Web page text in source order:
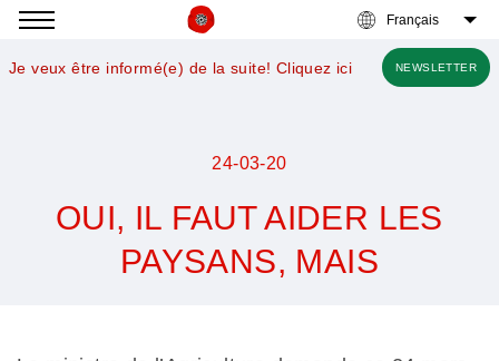
Je veux être informé(e) de la suite! Cliquez ici NEWSLETTER
24-03-20
OUI, IL FAUT AIDER LES
PAYSANS, MAIS
à